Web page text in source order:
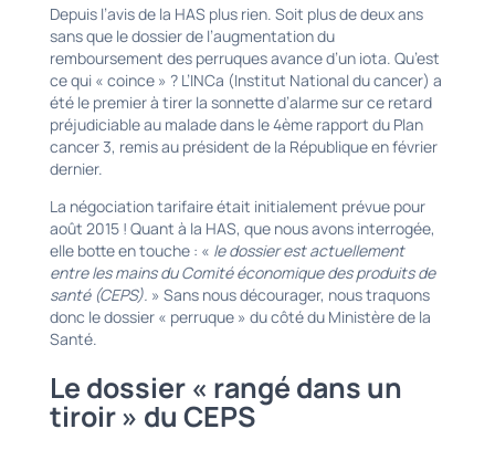
Depuis l’avis de la HAS plus rien. Soit plus de deux ans
sans que le dossier de l’augmentation du
remboursement des perruques avance d’un iota. Qu’est
ce qui « coince » ? L’INCa (Institut National du cancer) a
été le premier à tirer la sonnette d’alarme sur ce retard
préjudiciable au malade dans le 4ème rapport du Plan
cancer 3, remis au président de la République en février
dernier.
La négociation tarifaire était initialement prévue pour
août 2015 ! Quant à la HAS, que nous avons interrogée,
elle botte en touche : « le dossier est actuellement
entre les mains du Comité économique des produits de
santé (CEPS). » Sans nous décourager, nous traquons
donc le dossier « perruque » du côté du Ministère de la
Santé.
Le dossier « rangé dans un
tiroir » du CEPS